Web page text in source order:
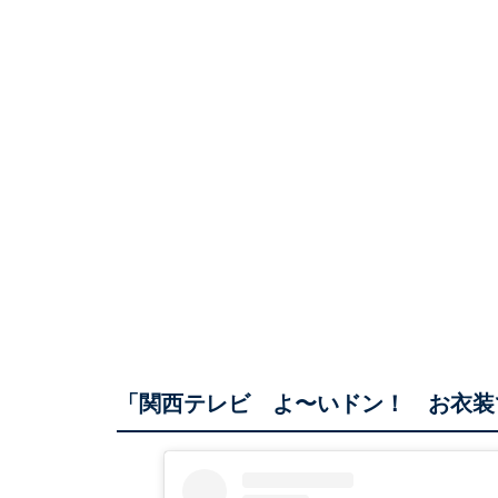
「関西テレビ よ〜いドン！ お衣装